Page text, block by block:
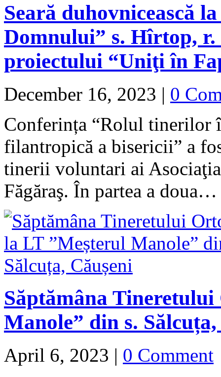
Seară duhovnicească
Domnului” s. Hîrtop,
proiectului “Uniţi în
December 16, 2023 | 0
Conferința “Rolul tinerilor
filantropică a bisericii” a
tinerii voluntari ai
Făgăraş. În partea a
Săptămâna
Manole” din s.
April 6, 2023 | 0 Comment